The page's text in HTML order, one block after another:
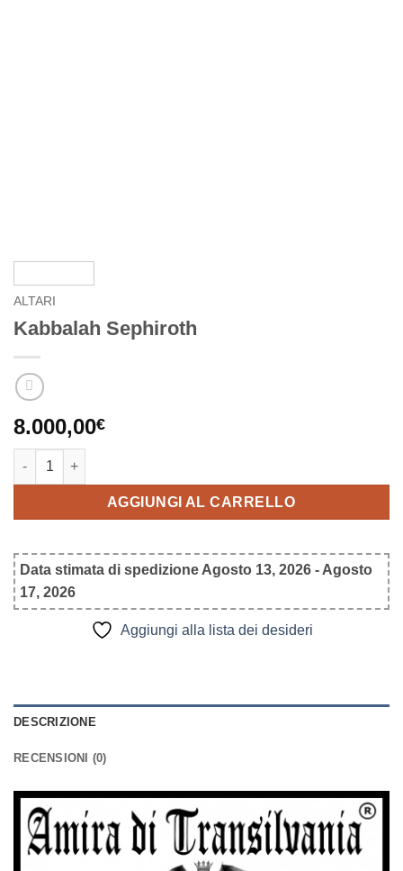
ALTARI
Kabbalah Sephiroth
8.000,00€
Kabbalah Sephiroth quantità
AGGIUNGI AL CARRELLO
Data stimata di spedizione Agosto 13, 2026 - Agosto
17, 2026
Aggiungi alla lista dei desideri
DESCRIZIONE
RECENSIONI (0)